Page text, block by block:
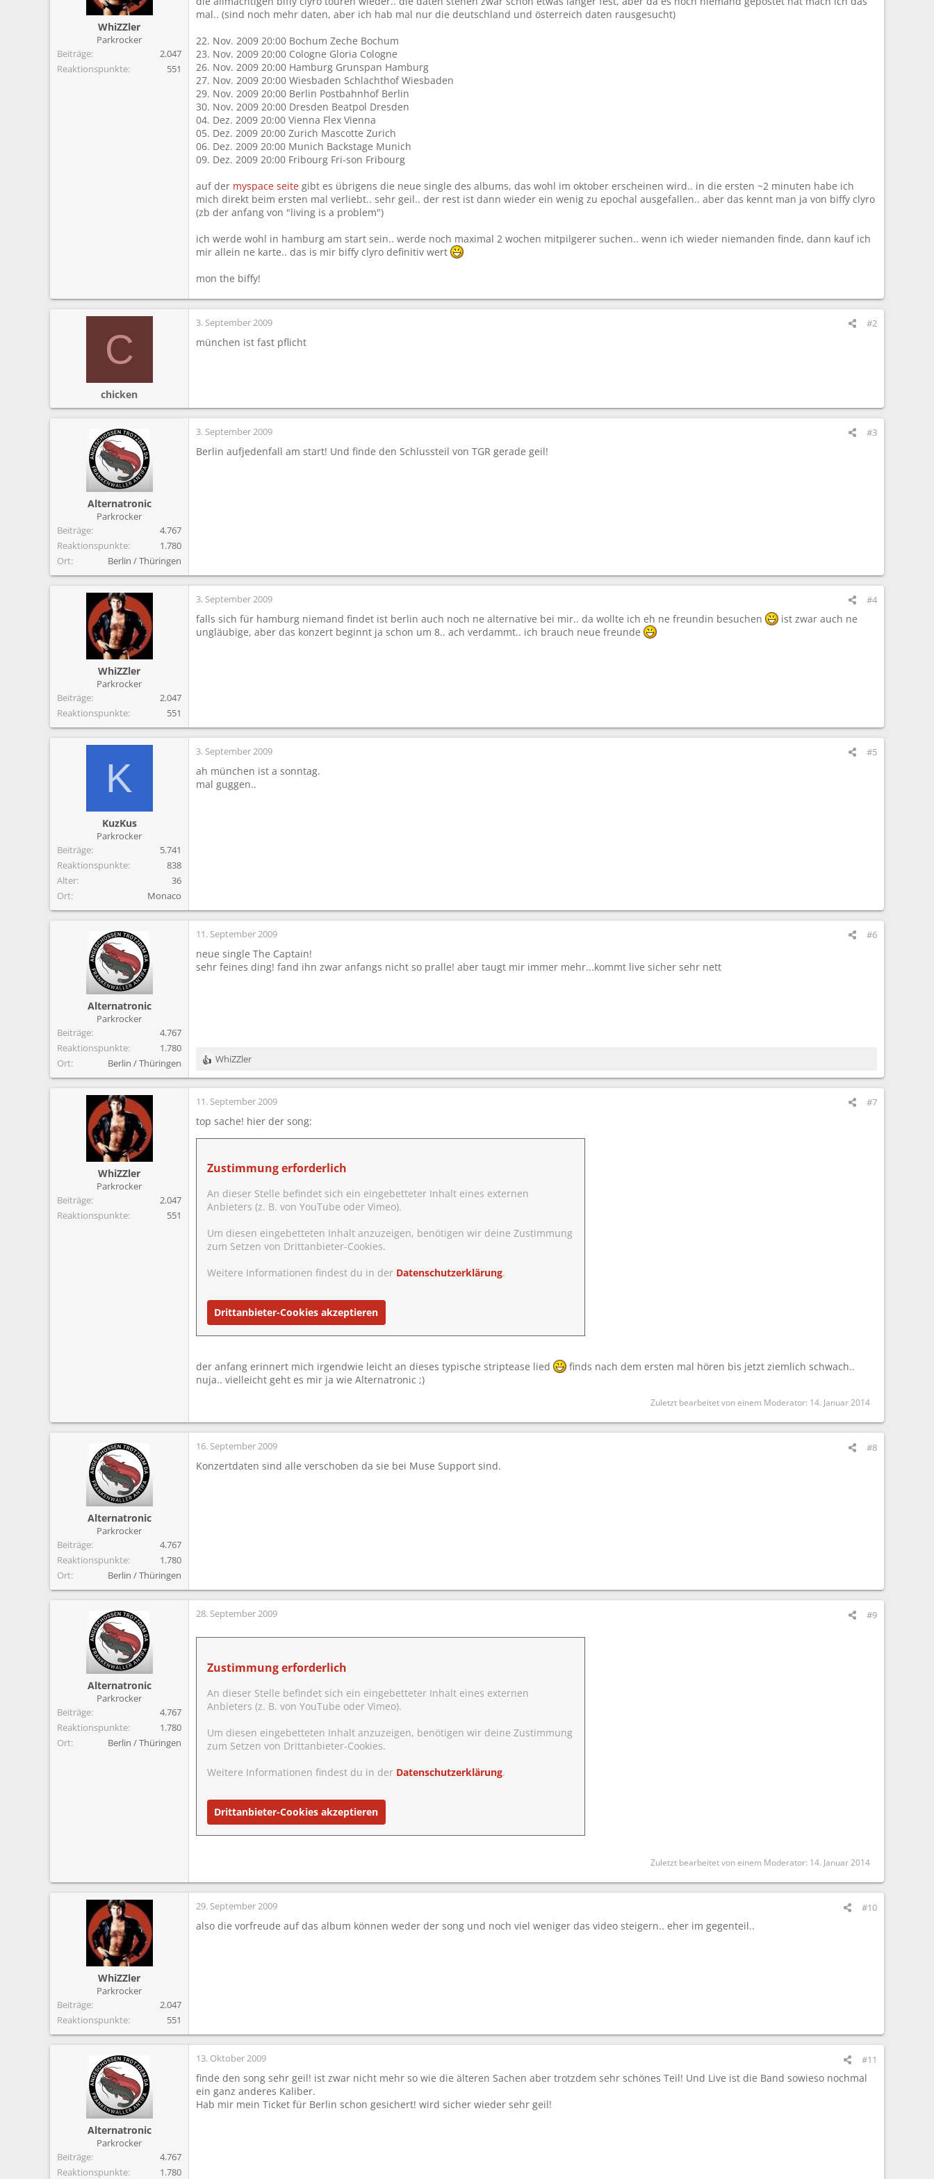
WhiZZler
Parkrocker
Beiträge
2.047
Reaktionspunkte
551
mal.. (sind noch mehr daten, aber ich hab mal nur die deutschland und österreich daten rausgesucht)
22. Nov. 2009 20:00 Bochum Zeche Bochum
23. Nov. 2009 20:00 Cologne Gloria Cologne
26. Nov. 2009 20:00 Hamburg Grunspan Hamburg
27. Nov. 2009 20:00 Wiesbaden Schlachthof Wiesbaden
29. Nov. 2009 20:00 Berlin Postbahnhof Berlin
30. Nov. 2009 20:00 Dresden Beatpol Dresden
04. Dez. 2009 20:00 Vienna Flex Vienna
05. Dez. 2009 20:00 Zurich Mascotte Zurich
06. Dez. 2009 20:00 Munich Backstage Munich
09. Dez. 2009 20:00 Fribourg Fri-son Fribourg
auf der myspace seite gibt es übrigens die neue single des albums, das wohl im oktober erscheinen wird.. in die ersten ~2 minuten habe ich
mich direkt beim ersten mal verliebt.. sehr geil.. der rest ist dann wieder ein wenig zu epochal ausgefallen.. aber das kennt man ja von biffy clyro
(zb der anfang von "living is a problem")
ich werde wohl in hamburg am start sein.. werde noch maximal 2 wochen mitpilgerer suchen.. wenn ich wieder niemanden finde, dann kauf ich
mir allein ne karte.. das is mir biffy clyro definitiv wert
mon the biffy!
C
chicken
3. September 2009 #2
münchen ist fast pflicht
Alternatronic
Parkrocker
Beiträge
4.767
Reaktionspunkte
1.780
Ort
Berlin / Thüringen
3. September 2009 #3
Berlin aufjedenfall am start! Und finde den Schlussteil von TGR gerade geil!
WhiZZler
Parkrocker
Beiträge
2.047
Reaktionspunkte
551
3. September 2009 #4
falls sich für hamburg niemand findet ist berlin auch noch ne alternative bei mir.. da wollte ich eh ne freundin besuchen
ist zwar auch ne
ungläubige, aber das konzert beginnt ja schon um 8.. ach verdammt.. ich brauch neue freunde
K
KuzKus
Parkrocker
Beiträge
5.741
Reaktionspunkte
838
Alter
36
Ort
Monaco
3. September 2009 #5
ah münchen ist a sonntag.
mal guggen..
Alternatronic
Parkrocker
Beiträge
4.767
Reaktionspunkte
1.780
Ort
Berlin / Thüringen
11. September 2009 #6
neue single The Captain!
sehr feines ding! fand ihn zwar anfangs nicht so pralle! aber taugt mir immer mehr...kommt live sicher sehr nett
R
e
a
k
i
o
WhiZZler
WhiZZler
Parkrocker
Beiträge
2.047
Reaktionspunkte
551
11. September 2009 #7
top sache! hier der song:
Zustimmung erforderlich
An dieser Stelle befindet sich ein eingebetteter Inhalt eines externen
Anbieters (z. B. von YouTube oder Vimeo).
Um diesen eingebetteten Inhalt anzuzeigen, benötigen wir deine Zustimmung
zum Setzen von Drittanbieter-Cookies.
Weitere Informationen findest du in der Datenschutzerklärung.
Drittanbieter-Cookies akzeptieren
der anfang erinnert mich irgendwie leicht an dieses typische striptease lied
finds nach dem ersten mal hören bis jetzt ziemlich schwach..
nuja.. vielleicht geht es mir ja wie Alternatronic ;)
Zuletzt bearbeitet von einem Moderator: 14. Januar 2014
Alternatronic
Parkrocker
Beiträge
4.767
Reaktionspunkte
1.780
Ort
Berlin / Thüringen
16. September 2009 #8
Konzertdaten sind alle verschoben da sie bei Muse Support sind.
Alternatronic
Parkrocker
Beiträge
4.767
Reaktionspunkte
1.780
Ort
Berlin / Thüringen
28. September 2009 #9
Zustimmung erforderlich
An dieser Stelle befindet sich ein eingebetteter Inhalt eines externen
Anbieters (z. B. von YouTube oder Vimeo).
Um diesen eingebetteten Inhalt anzuzeigen, benötigen wir deine Zustimmung
zum Setzen von Drittanbieter-Cookies.
Weitere Informationen findest du in der Datenschutzerklärung.
Drittanbieter-Cookies akzeptieren
Zuletzt bearbeitet von einem Moderator: 14. Januar 2014
WhiZZler
Parkrocker
Beiträge
2.047
Reaktionspunkte
551
29. September 2009 #10
also die vorfreude auf das album können weder der song und noch viel weniger das video steigern.. eher im gegenteil..
Alternatronic
Parkrocker
Beiträge
4.767
Reaktionspunkte
1.780
13. Oktober 2009 #11
finde den song sehr geil! ist zwar nicht mehr so wie die älteren Sachen aber trotzdem sehr schönes Teil! Und Live ist die Band sowieso nochmal
ein ganz anderes Kaliber.
Hab mir mein Ticket für Berlin schon gesichert! wird sicher wieder sehr geil!